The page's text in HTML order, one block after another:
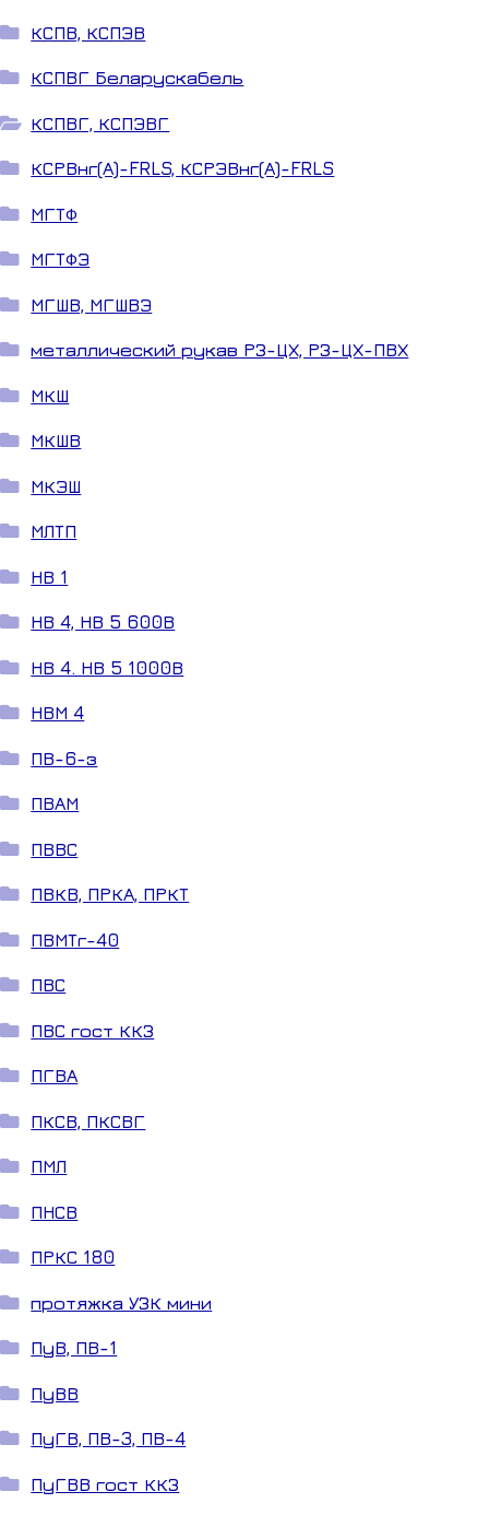
КСПВ, КСПЭВ
КСПВГ Беларускабель
КСПВГ, КСПЭВГ
КСРВнг(А)-FRLS, КСРЭВнг(А)-FRLS
МГТФ
МГТФЭ
МГШВ, МГШВЭ
металлический рукав РЗ-ЦХ, РЗ-ЦХ-ПВХ
МКШ
МКШВ
МКЭШ
МЛТП
НВ 1
НВ 4, НВ 5 600В
НВ 4. НВ 5 1000В
НВМ 4
ПВ-6-з
ПВАМ
ПВВС
ПВКВ, ПРКА, ПРКТ
ПВМТг-40
ПВС
ПВС гост ККЗ
ПГВА
ПКСВ, ПКСВГ
ПМЛ
ПНСВ
ПРКС 180
протяжка УЗК мини
ПуВ, ПВ-1
ПуВВ
ПуГВ, ПВ-3, ПВ-4
ПуГВВ гост ККЗ